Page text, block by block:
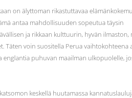
on älyttoman rikastuttavaa
antaa mahdollisuuden sopeutua täysin
ja rikkaan kulttuurin, hyvän ilmaston,
Täten voin suositella Perua vaihtokohteena
englantia puhuvan maailman ulkopuolelle,
keskellä huutamassa